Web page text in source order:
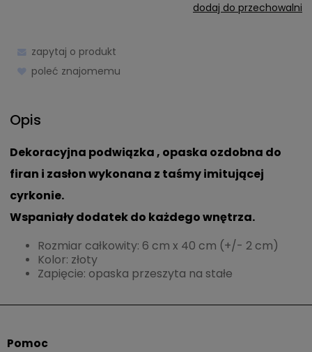
dodaj do przechowalni
zapytaj o produkt
poleć znajomemu
Opis
Dekoracyjna podwiązka , opaska ozdobna do
firan i zasłon wykonana z taśmy imitującej
cyrkonie.
Wspaniały dodatek do każdego wnętrza.
Rozmiar całkowity: 6 cm x 40 cm (+/- 2 cm)
Kolor: złoty
Zapięcie: opaska przeszyta na stałe
Pomoc